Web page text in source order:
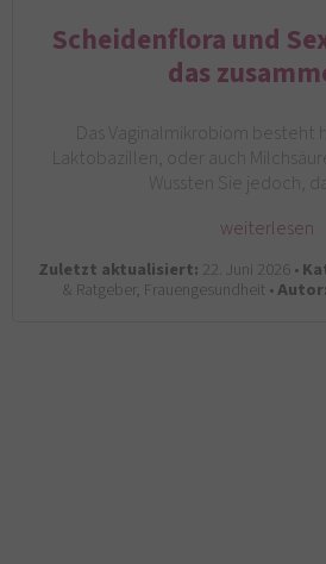
Scheidenflora und
das
Das Vaginalmikrobiom besteht
Laktobazillen, oder auch
Wussten Sie jedoch,
weiterlesen
Zuletzt aktualisiert: 22. Juni 2026 •
& Ratgeber, Frauengesundheit •Autor: